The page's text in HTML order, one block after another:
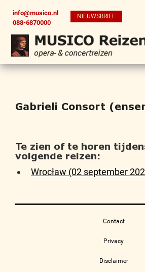
info@musico.nl
088-6870000
NIEUWSBRIEF
Gabrieli Consort
Te zien of te horen
volgende reizen:
Wrocław (02 september
Contact
Privacy
Disclaimer